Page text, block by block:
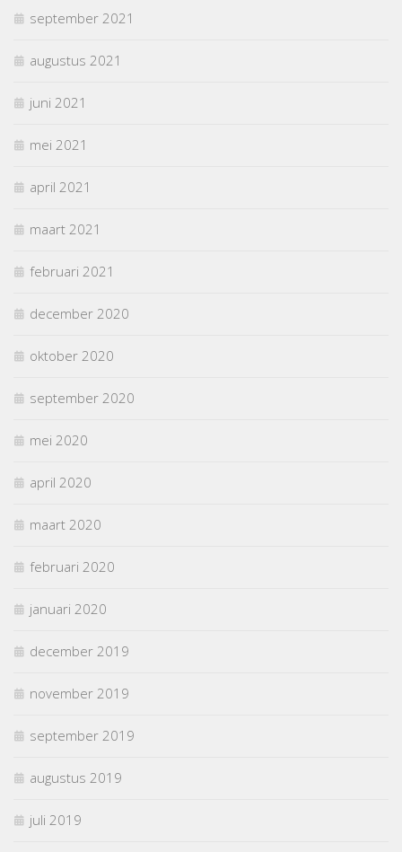
september 2021
augustus 2021
juni 2021
mei 2021
april 2021
maart 2021
februari 2021
december 2020
oktober 2020
september 2020
mei 2020
april 2020
maart 2020
februari 2020
januari 2020
december 2019
november 2019
september 2019
augustus 2019
juli 2019